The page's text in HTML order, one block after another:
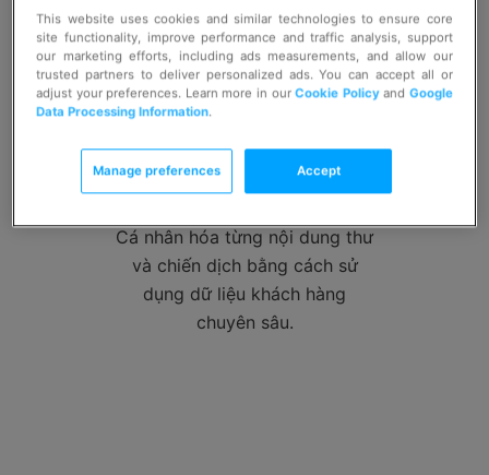
Xây dựng mối quan
hệvới đối tượng của
bạn
Cá nhân hóa từng nội dung thư
và chiến dịch bằng cách sử
dụng dữ liệu khách hàng
chuyên sâu.
This website uses cookies and similar technologies to ensure core
site functionality, improve performance and traffic analysis, support
our marketing efforts, including ads measurements, and allow our
trusted partners to deliver personalized ads. You can accept all or
adjust your preferences. Learn more in ourCookie Policyand Google
Data Processing Information.
Manage preferences Accept